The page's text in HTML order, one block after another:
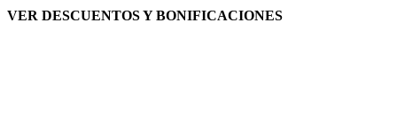
VER DESCUENTOS Y BONIFICACIONES